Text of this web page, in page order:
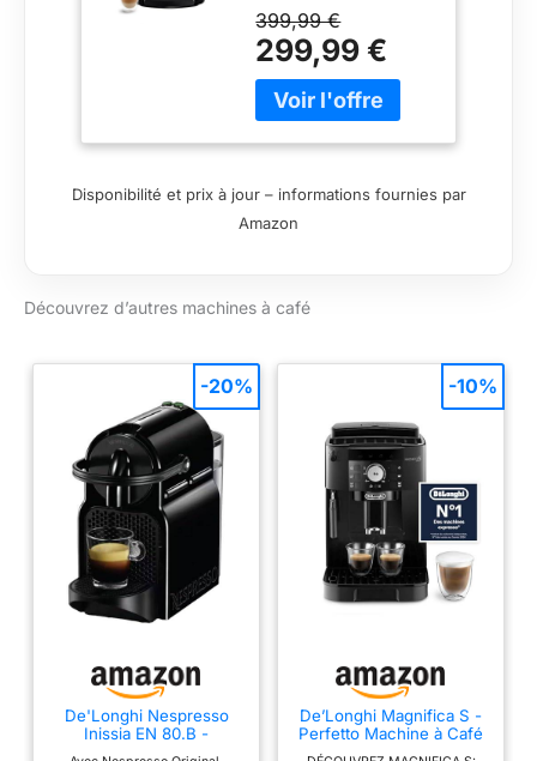
- 15 bars
DU MARCHÉ (L 24,5
X P 33 X H 36,5 CM)
: Réservoir d’eau 1,7
L, bac à grains 260 g.
meilleurs arômes de
fraîchement moulus
contrôle du broyage
de Krups.
INTUITIVE :
Commandes par
boutons avec LED
lumineuses pour un
usage fluide, simple
et rapide au
quotidien. BUSE
VAPEUR INTÉGRÉE :
Réalisez chez vous
onctueux avec une
mousse parfaite.
Facile à utiliser et à
nettoyer.
399,99 €
299,99 €
Disponibilité et prix à jour – informations fournies par
Amazon
Découvrez d’autres machines à café
De'Longhi Nespresso
Inissia EN 80.B -
-20%
De’Longhi Magnifica S -
Perfetto Machine à Café
-10%